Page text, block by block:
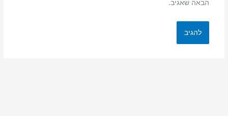
הבאה שאגיב.